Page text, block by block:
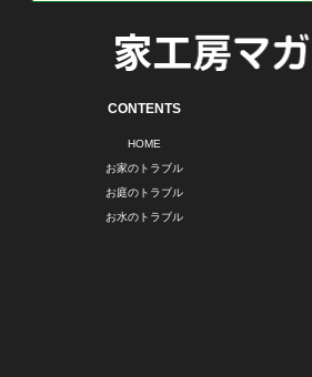
CONTENTS
HOME
お家のトラブル
お庭のトラブル
お水のトラブル